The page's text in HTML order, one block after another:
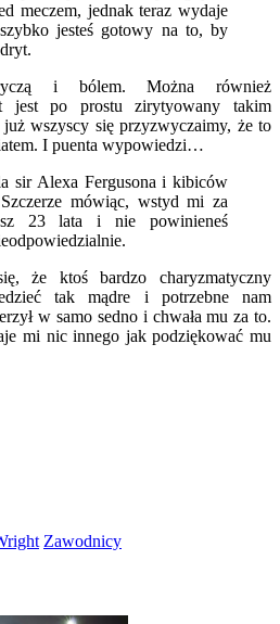
meczem, jednak teraz wydaje
jesteś gotowy na to, by
i bólem. Można również
jest po prostu zirytyowany takim
wszyscy się przyzwyczaimy, że to
I puenta wypowiedzi…
sir Alexa Fergusona i kibiców
mówiąc, wstyd mi za
23 lata i nie powinieneś
że ktoś bardzo charyzmatyczny
tak mądre i potrzebne nam
w samo sedno i chwała mu za to.
mi nic innego jak podziękować mu
Zawodnicy